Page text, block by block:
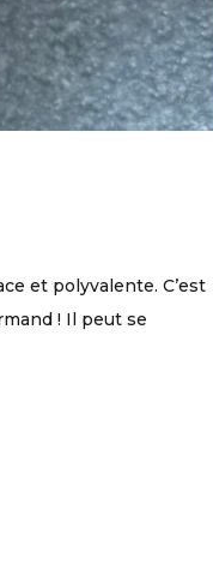
et polyvalente. C’est
! Il peut se